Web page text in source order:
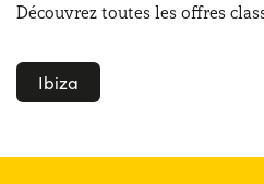
Découvrez toutes les offres
Ibiza